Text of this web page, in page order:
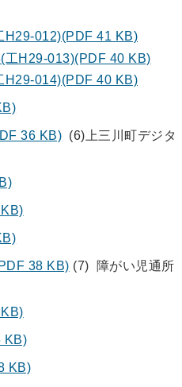
H29-012)(PDF 41 KB)
工H29-013)(PDF 40 KB)
H29-014)(PDF 40 KB)
36 KB) (6)上三川町デジタ
38 KB) (7) 障がい児通所
KB)
KB)